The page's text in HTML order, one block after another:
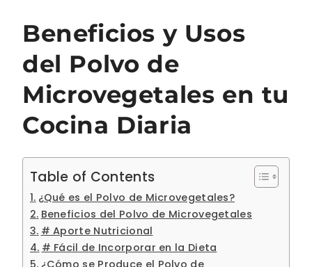
Beneficios y Usos
del Polvo de
Microvegetales en tu
Cocina Diaria
Table of Contents
¿Qué es el Polvo de Microvegetales?
Beneficios del Polvo de Microvegetales
# Aporte Nutricional
# Fácil de Incorporar en la Dieta
¿Cómo se Produce el Polvo de